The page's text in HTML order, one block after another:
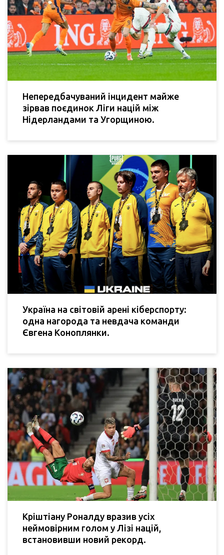
Непередбачуваний інцидент майже
зірвав поєдинок Ліги націй між
Нідерландами та Угорщиною.
Україна на світовій арені кіберспорту:
одна нагорода та невдача команди
Євгена Коноплянки.
Кріштіану Роналду вразив усіх
неймовірним голом у Лізі націй,
встановивши новий рекорд.